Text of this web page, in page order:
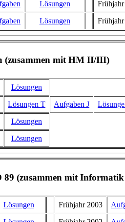
Lösungen
Lösungen
(zusammen mit HM II/III)
Lösungen
Lösungen T Aufgaben J
Lösungen
Lösungen
89 (zusammen mit
Lösungen Frühjahr 2003